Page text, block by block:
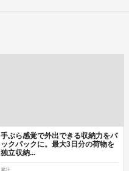
手ぶら感覚で外出できる収納力をバ
ックパックに。最大3日分の荷物を
独立収納...